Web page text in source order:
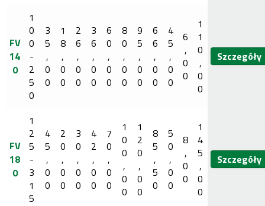
FV
14
0
1
0
0
-
2
5
0
3
5
,
0
0
1
8
,
0
0
2
6
,
0
0
3
6
,
0
0
6
0
,
0
0
8
0
,
0
0
9
5
,
0
0
6
6
,
0
0
4
5
,
0
0
6
,
0
0
1
1
0
,
0
0
Szczegóły
FV
18
0
1
2
5
-
3
1
5
4
5
,
0
0
2
0
,
0
0
3
0
,
0
0
4
2
,
0
0
7
0
,
0
0
1
0
0
,
0
0
1
2
0
,
0
0
8
5
,
5
0
5
0
,
0
0
8
,
0
0
1
4
5
,
0
0
Szczegóły